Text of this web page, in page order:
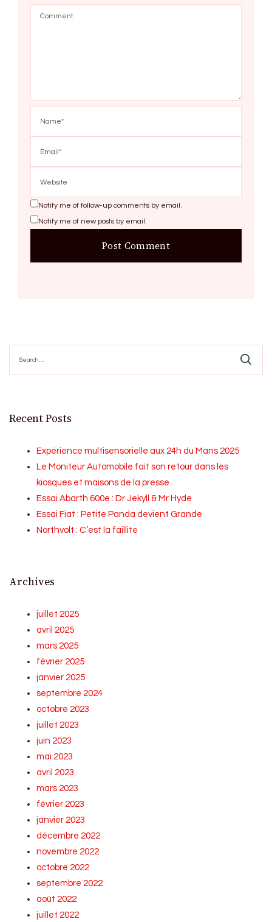
Notify me of follow-up comments by email.
Notify me of new posts by email.
for:
Recent Posts
Expérience multisensorielle aux 24h du Mans 2025
Le Moniteur Automobile fait son retour dans les
kiosques et maisons de la presse
Essai Abarth 600e : Dr Jekyll & Mr Hyde
Essai Fiat : Petite Panda devient Grande
Northvolt : C’est la faillite
Archives
juillet 2025
avril 2025
mars 2025
février 2025
janvier 2025
septembre 2024
octobre 2023
juillet 2023
juin 2023
mai 2023
avril 2023
mars 2023
février 2023
janvier 2023
décembre 2022
novembre 2022
octobre 2022
septembre 2022
août 2022
juillet 2022